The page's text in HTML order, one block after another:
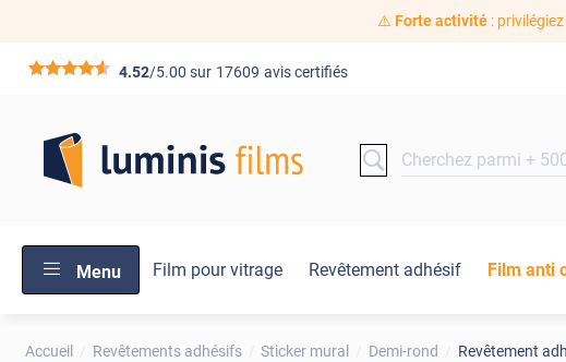
⚠️ Forte activité: privilégiez
*****4.52/5.00 sur 17609 avis certifiés
Menu Film pour vitrage Revêtement adhésif Film anti
Accueil Revêtements adhésifs Sticker mural Demi-rond Revêtement